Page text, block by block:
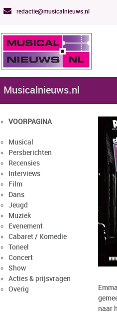
redactie@musicalnieuws.nl
Musicalnieuws.nl
VOORPAGINA
Musical
Persberichten
Recensies
Interviews
Film
Dans
Jeugd
Muziek
Evenement
Cabaret / Komedie
Toneel
Concert
Show
Acties & prijsvragen
Overig
naar